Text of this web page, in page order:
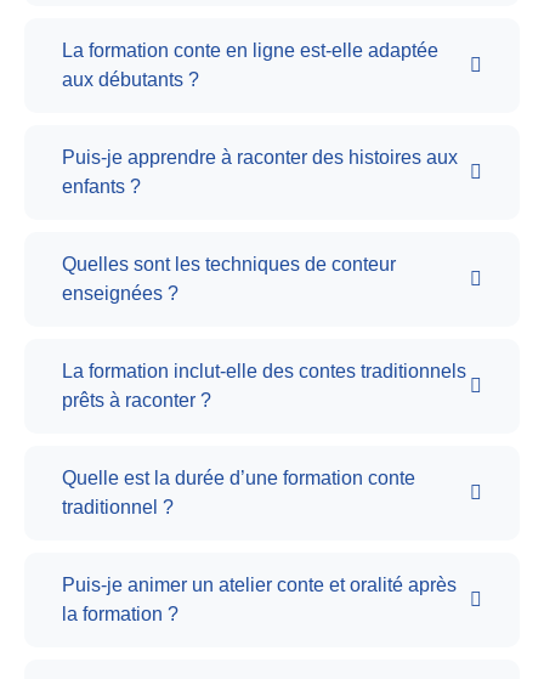
La formation conte en ligne est-elle adaptée
aux débutants ?
Puis-je apprendre à raconter des histoires aux
enfants ?
Quelles sont les techniques de conteur
enseignées ?
La formation inclut-elle des contes traditionnels
prêts à raconter ?
Quelle est la durée d’une formation conte
traditionnel ?
Puis-je animer un atelier conte et oralité après
la formation ?